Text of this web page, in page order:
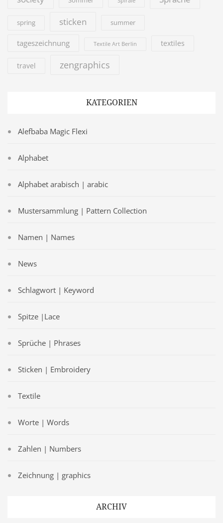
spring sticken summer
tageszeichnung Textile Art Berlin textiles
travel zengraphics
KATEGORIEN
Alefbaba Magic Flexi
Alphabet
Alphabet arabisch | arabic
Mustersammlung | Pattern Collection
Namen | Names
News
Schlagwort | Keyword
Spitze |Lace
Sprüche | Phrases
Sticken | Embroidery
Textile
Worte | Words
Zahlen | Numbers
Zeichnung | graphics
ARCHIV